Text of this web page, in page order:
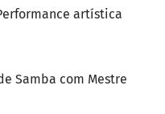
artística
Samba com Mestre